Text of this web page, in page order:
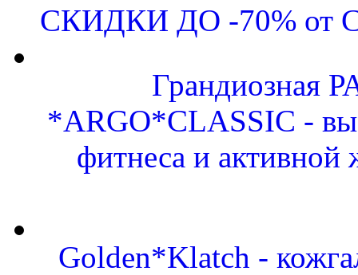
СКИДКИ ДО -70%
*ARGO*CLASSIC -
фитнеса и активной
Golden*Klatch -